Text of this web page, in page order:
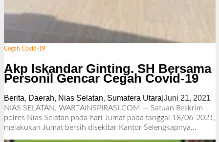
Cegah Covid-19
Akp Iskandar Ginting. SH Bersama
Personil Gencar Cegah Covid-19
Berita, Daerah, Nias Selatan, Sumatera Utara Juni 21, 2021
e
NIAS SELATAN, WARTAINSPIRASI.COM — Satuan Reskrim
polres Nias Selatan pada hari Jumat pada tanggal 18/06-2021,
melakukan Jumat bersih disekitar Kantor Selengkapnya…